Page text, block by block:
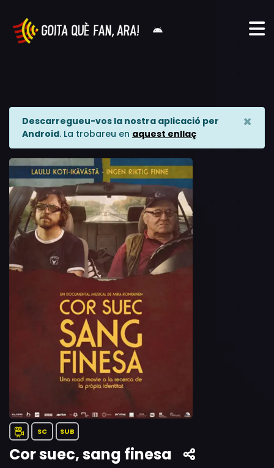
Descarregueu-vos la nostra aplicació per
Android. La trobareu en aquest enllaç
×
SC SUB
Cor suec, sang finesa